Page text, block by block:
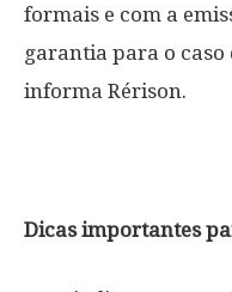
formais e com a
garantia para o caso
informa Rérison.
Dicas importantes